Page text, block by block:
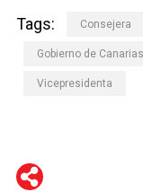
Tags: Consejera
Gobierno de Canarias
Vicepresidenta